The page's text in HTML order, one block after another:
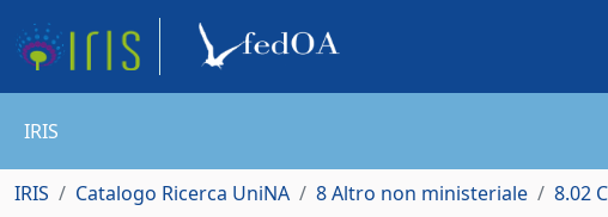
IRIS
IRIS Catalogo Ricerca UniNA 8 Altro non ministeriale 8.02